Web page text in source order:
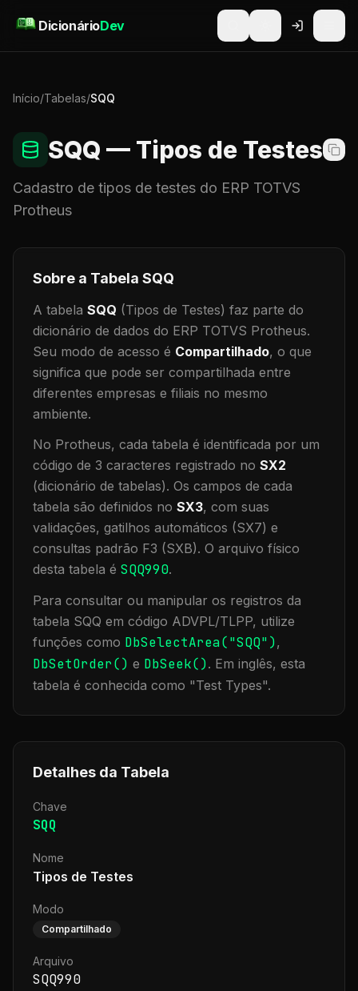
DicionárioDev
Início/Tabelas/SQQ
SQQ — Tipos de Testes
Cadastro de tipos de testes do ERP TOTVS
Protheus
Sobre a Tabela SQQ
A tabela SQQ (Tipos de Testes) faz parte do
dicionário de dados do ERP TOTVS Protheus.
Seu modo de acesso é Compartilhado, o que
significa que pode ser compartilhada entre
diferentes empresas e filiais no mesmo
ambiente.
No Protheus, cada tabela é identificada por um
código de 3 caracteres registrado no SX2
(dicionário de tabelas). Os campos de cada
tabela são definidos no SX3, com suas
validações, gatilhos automáticos (SX7) e
consultas padrão F3 (SXB). O arquivo físico
desta tabela é SQQ990.
Para consultar ou manipular os registros da
tabela SQQ em código ADVPL/TLPP, utilize
funções como DbSelectArea("SQQ"),
DbSetOrder() e DbSeek(). Em inglês, esta
tabela é conhecida como "Test Types".
Detalhes da Tabela
Chave
SQQ
Nome
Tipos de Testes
Modo
Compartilhado
Arquivo
SQQ990